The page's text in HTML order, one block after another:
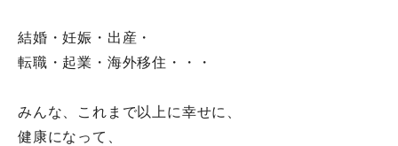
結婚・妊娠・出産・
転職・起業・海外移住・・・
みんな、これまで以上に幸せに、
健康になって、